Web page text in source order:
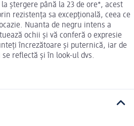
ștergere până la 23 de ore*, acest
rezistența sa excepțională, ceea ce
Nuanta de negru intens a
ochii și vă conferă o expresie
încrezătoare și puternică, iar de
reflectă și în look-ul dvs.